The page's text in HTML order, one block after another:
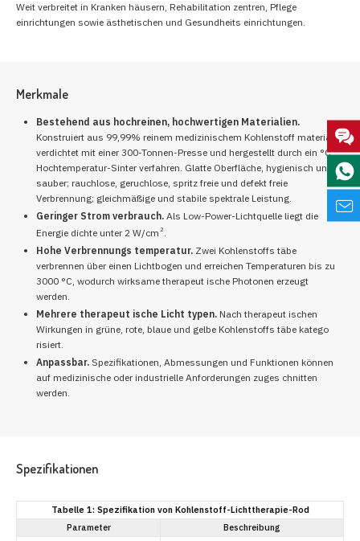
Weit verbreitet in Kranken häusern, Rehabilitation zentren, Pflege
einrichtungen sowie ästhetischen und Gesundheits einrichtungen.
Merkmale
Bestehend aus hochreinen, hochwertigen Materialien.
Konstruiert aus 99,99% reinem medizinischem Kohlenstoff material,
verdichtet mit einer 300-Tonnen-Presse und hergestellt durch ein °C
Hochtemperatur-Sinter verfahren. Glatte Oberfläche, hygienisch und
sauber; rauchlose, geruchlose, spritz freie und defekt freie
Verbrennung; gleichmäßige und stabile spektrale Leistung.
Geringer Strom verbrauch. Als Low-Power-Lichtquelle liegt die
Energie dichte unter 2 W/cm2.
Hohe Verbrennungs temperatur. Zwei Kohlenstoffs täbe
verbrennen über einen Lichtbogen und erreichen Temperaturen bis zu
3000 °C, wodurch wirksame therapeut ische Photonen erzeugt
werden.
Mehrere therapeut ische Licht typen. Nach therapeut ischen
Wirkungen in grüne, rote, blaue und gelbe Kohlenstoffs täbe katego
risiert.
Anpassbar. Spezifikationen, Abmessungen und Funktionen können
auf medizinische oder industrielle Anforderungen zuges chnitten
werden.
Spezifikationen
Tabelle 1: Spezifikation von Kohlenstoff-Lichttherapie-Rod
Parameter
Beschreibung